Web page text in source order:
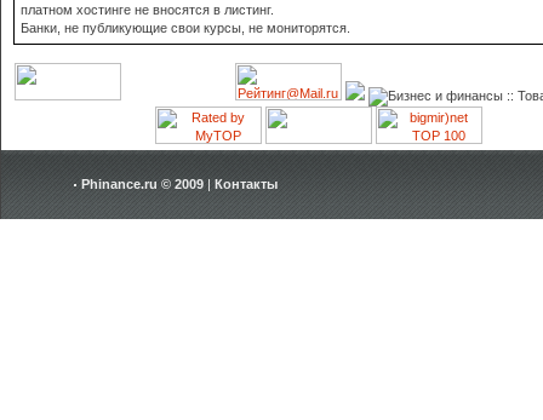
платном хостинге не вносятся в листинг.
Банки, не публикующие свои курсы, не мониторятся.
Phinance.ru © 2009 | Контакты